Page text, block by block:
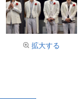
拡大する